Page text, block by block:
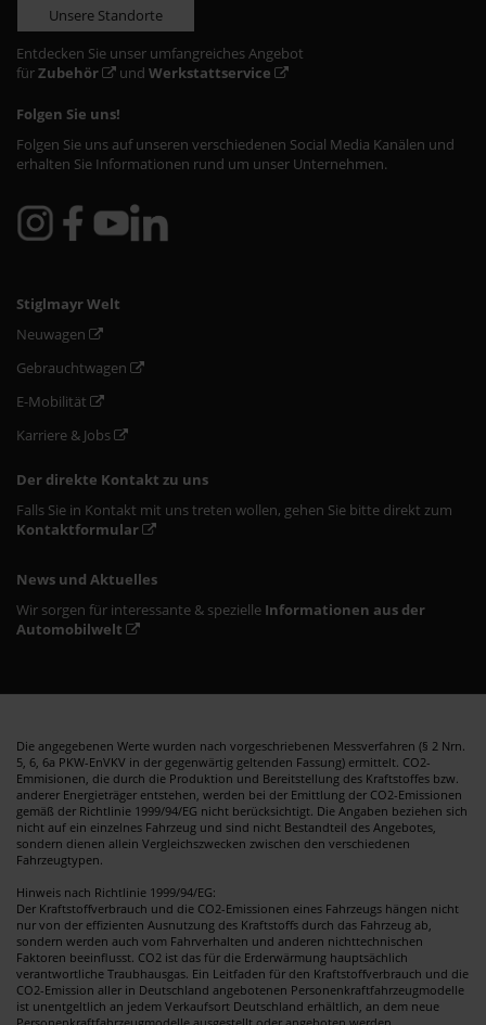
Unsere Standorte
Entdecken Sie unser umfangreiches Angebot
fürZubehör und Werkstattservice
Folgen Sie uns!
Folgen Sie uns auf unseren verschiedenen Social Media Kanälen und
erhalten Sie Informationen rund um unser Unternehmen.
Stiglmayr Welt
Neuwagen
Gebrauchtwagen
E-Mobilität
Karriere & Jobs
Der direkte Kontakt zu uns
Falls Sie in Kontakt mit uns treten wollen, gehen Sie bitte direkt zum
Kontaktformular
News und Aktuelles
Wir sorgen für interessante & spezielle Informationen aus der
Automobilwelt
Die angegebenen Werte wurden nach vorgeschriebenen Messverfahren (§ 2 Nrn.
5, 6, 6a PKW-EnVKV in der gegenwärtig geltenden Fassung) ermittelt. CO2-
Emmisionen, die durch die Produktion und Bereitstellung des Kraftstoffes bzw.
anderer Energieträger entstehen, werden bei der Emittlung der CO2-Emissionen
gemäß der Richtlinie 1999/94/EG nicht berücksichtigt. Die Angaben beziehen sich
nicht auf ein einzelnes Fahrzeug und sind nicht Bestandteil des Angebotes,
sondern dienen allein Vergleichszwecken zwischen den verschiedenen
Fahrzeugtypen.
Hinweis nach Richtlinie 1999/94/EG:
Der Kraftstoffverbrauch und die CO2-Emissionen eines Fahrzeugs hängen nicht
nur von der effizienten Ausnutzung des Kraftstoffs durch das Fahrzeug ab,
sondern werden auch vom Fahrverhalten und anderen nichttechnischen
Faktoren beeinflusst. CO2 ist das für die Erderwärmung hauptsächlich
verantwortliche Traubhausgas. Ein Leitfaden für den Kraftstoffverbrauch und die
CO2-Emission aller in Deutschland angebotenen Personenkraftfahrzeugmodelle
ist unentgeltlich an jedem Verkaufsort Deutschland erhältlich, an dem neue